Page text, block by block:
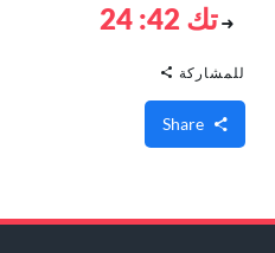
تك 42: 24
للمشاركة